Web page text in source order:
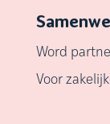
Word
Voor